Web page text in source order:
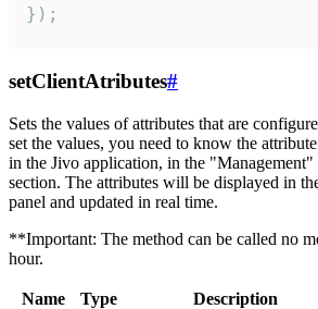
});
setClientAtributes#
Sets the values ​​of attributes that are
set the values, you need to know the
in the Jivo application, in the
section. The attributes will be displayed in
panel and updated in real time.
**Important: The method can be called no
hour.
Name Type
Description